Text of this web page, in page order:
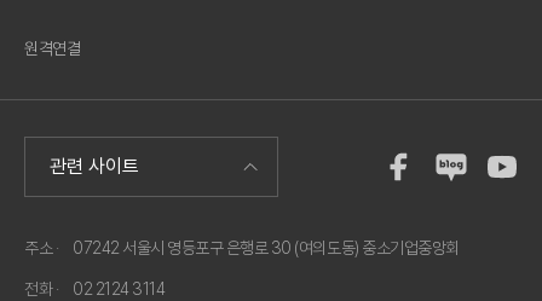
원격연결
주소 · 07242 서울시 영등포구 은행로 30 (여의도동) 중소기업중앙회
전화 · 02 2124 3114